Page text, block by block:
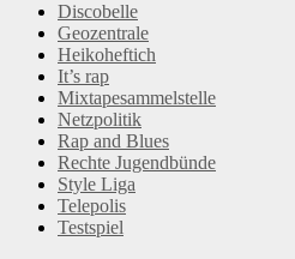
Discobelle
Geozentrale
Heikoheftich
It’s rap
Mixtapesammelstelle
Netzpolitik
Rap and Blues
Rechte Jugendbünde
Style Liga
Telepolis
Testspiel